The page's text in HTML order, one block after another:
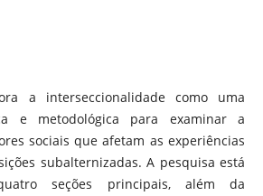
a interseccionalidade como uma
e metodológica para examinar a
sociais que afetam as experiências
subalternizadas. A pesquisa está
seções principais, além da